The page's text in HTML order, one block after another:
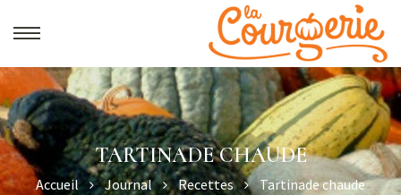
TARTINADE CHAUDE
Accueil Journal Recettes Tartinade chaude